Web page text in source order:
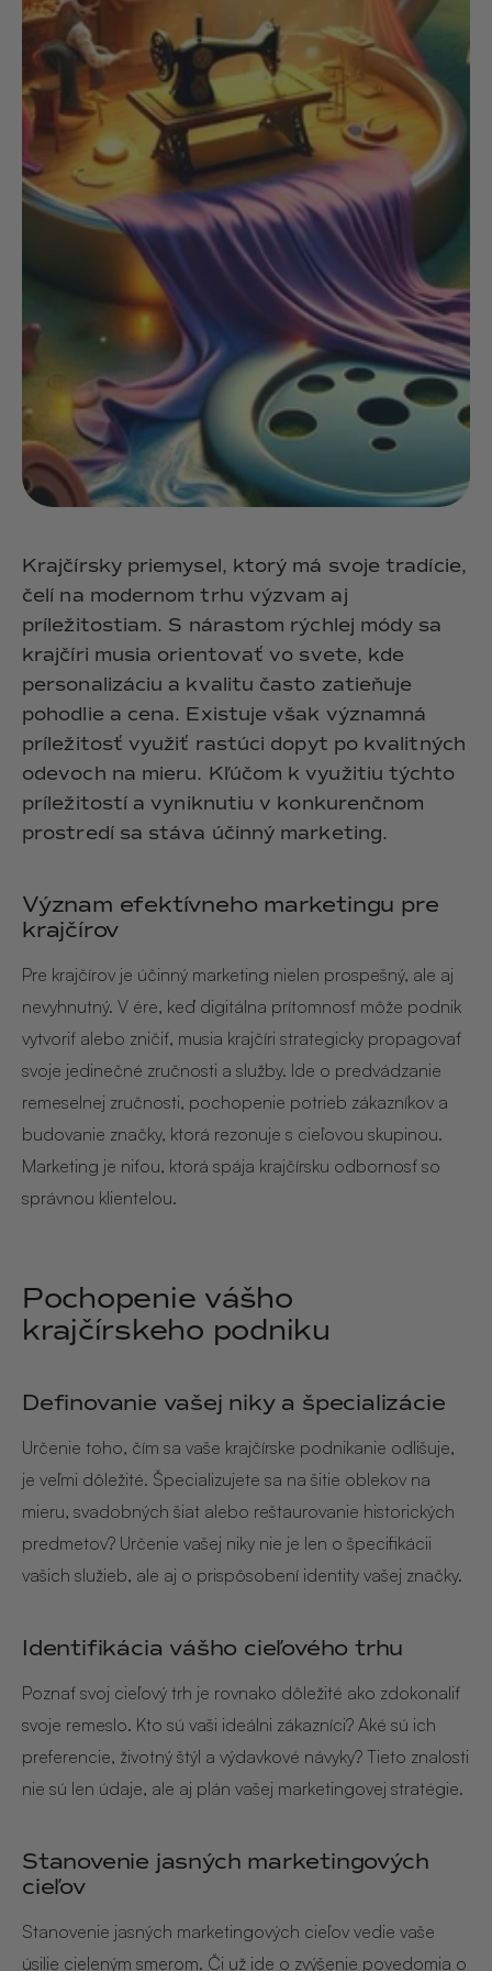
Krajčírsky priemysel, ktorý má svoje tradície,
čelí na modernom trhu výzvam aj
príležitostiam. S nárastom rýchlej módy sa
krajčíri musia orientovať vo svete, kde
personalizáciu a kvalitu často zatieňuje
pohodlie a cena. Existuje však významná
príležitosť využiť rastúci dopyt po kvalitných
odevoch na mieru. Kľúčom k využitiu týchto
príležitostí a vyniknutiu v konkurenčnom
prostredí sa stáva účinný marketing.
Význam efektívneho marketingu pre
krajčírov
Pre krajčírov je účinný marketing nielen prospešný, ale aj
nevyhnutný. V ére, keď digitálna prítomnosť môže podnik
vytvoriť alebo zničiť, musia krajčíri strategicky propagovať
svoje jedinečné zručnosti a služby. Ide o predvádzanie
remeselnej zručnosti, pochopenie potrieb zákazníkov a
budovanie značky, ktorá rezonuje s cieľovou skupinou.
Marketing je niťou, ktorá spája krajčírsku odbornosť so
správnou klientelou.
Pochopenie vášho
krajčírskeho podniku
Definovanie vašej niky a špecializácie
Určenie toho, čím sa vaše krajčírske podnikanie odlišuje,
je veľmi dôležité. Špecializujete sa na šitie oblekov na
mieru, svadobných šiat alebo reštaurovanie historických
predmetov? Určenie vašej niky nie je len o špecifikácii
vašich služieb, ale aj o prispôsobení identity vašej značky.
Identifikácia vášho cieľového trhu
Poznať svoj cieľový trh je rovnako dôležité ako zdokonaliť
svoje remeslo. Kto sú vaši ideálni zákazníci? Aké sú ich
preferencie, životný štýl a výdavkové návyky? Tieto znalosti
nie sú len údaje, ale aj plán vašej marketingovej stratégie.
Stanovenie jasných marketingových
cieľov
Stanovenie jasných marketingových cieľov vedie vaše
úsilie cieleným smerom. Či už ide o zvýšenie povedomia o
NOIX
ANGĒLIQUE